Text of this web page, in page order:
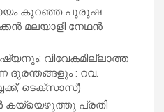
കുറഞ്ഞ പുരുഷ
മലയാളി നേഥൻ
വിവേകമില്ലാത്ത
ദുരന്തങ്ങളും : റവ.
ടെക്സാസ്)
കയ്യെഴുത്തു പ്രതി